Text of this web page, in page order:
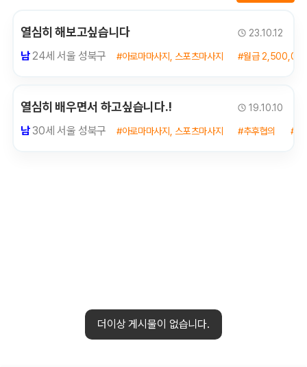
23.10.12
열심히 해보고싶습니다
남24세 서울 성북구 #아로마마사지, 스포츠마사지 #월급
19.10.10
열심히 배우면서 하고싶습니다.!
남30세 서울 성북구 #아로마마사지, 스포츠마사지 #추후협의 #신
더이상 게시물이 없습니다.